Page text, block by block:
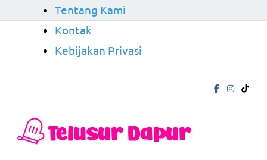
Tentang Kami
Kontak
Kebijakan Privasi